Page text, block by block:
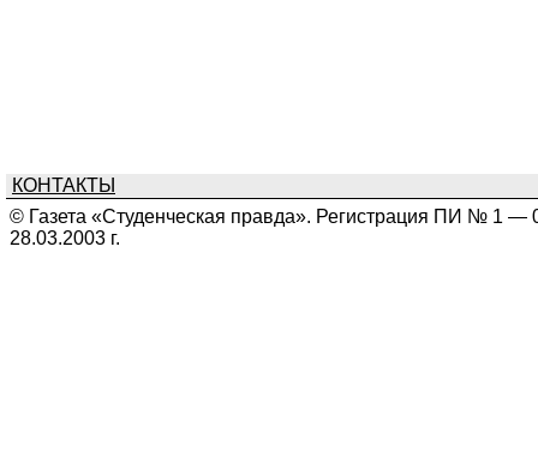
КОНТАКТЫ
© Газета «Студенческая правда». Регистрация ПИ № 1 —
28.03.2003 г.